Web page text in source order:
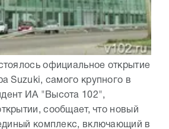
официальное открытие
Suzuki, самого крупного в
ИА "Высота 102",
сообщает, что новый
комплекс, включающий в